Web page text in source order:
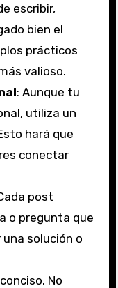
escribir,
bien el
prácticos
valioso.
: Aunque tu
utiliza un
hará que
conectar
post
o pregunta que
solución o
No